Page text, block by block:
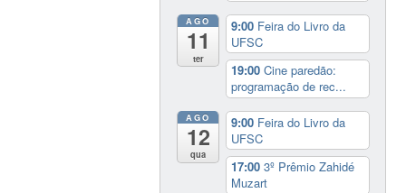
AGO
11
ter
9:00 Feira do Livro da
UFSC
19:00Cine paredão:
programação de rec...
AGO
12
qua
9:00 Feira do Livro da
UFSC
17:003º Prêmio Zahidé
Muzart